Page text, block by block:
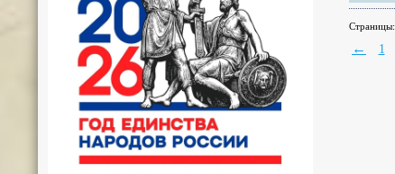
Страницы:
← 1